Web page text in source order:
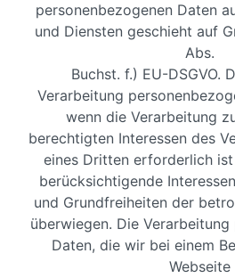
personenbezogenen Daten
und Diensten geschieht auf
Abs.
Buchst. f.) EU-DSGVO.
Verarbeitung
wenn die Verarbeitung
berechtigten Interessen des
eines Dritten erforderlich
berücksichtigende
und Grundfreiheiten der
überwiegen. Die
Daten, die wir bei einem
Webseite